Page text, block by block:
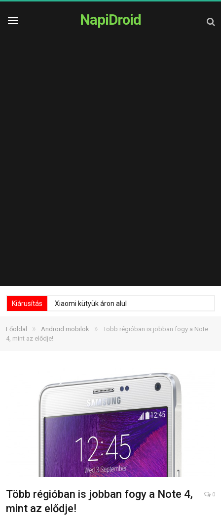
NapiDroid
Kiárusítás Xiaomi kütyük áron alul
Főoldal » Android mobilok »
Több régióban is jobban fogy a Note
4, mint az elődje!
Több régióban is jobban fogy a Note 4,
mint az elődje!
0